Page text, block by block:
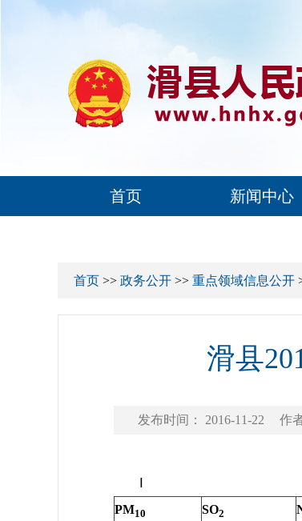
首页 新闻中心
首页 >> 政务公开 >> 重点领域信息公开
滑县
发布时间： 2016-11-22 作
PM10 SO2